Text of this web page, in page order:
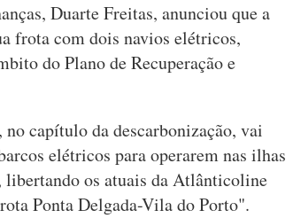
Duarte Freitas, anunciou que a
frota com dois navios elétricos,
do Plano de Recuperação e
capítulo da descarbonização, vai
elétricos para operarem nas ilhas
os atuais da Atlânticoline
Ponta Delgada-Vila do Porto".